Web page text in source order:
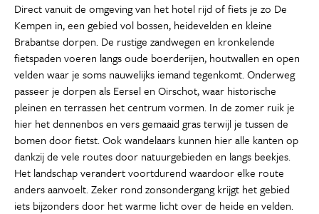
Direct vanuit de omgeving van het hotel rijd of fiets je zo De
Kempen in, een gebied vol bossen, heidevelden en kleine
Brabantse dorpen. De rustige zandwegen en kronkelende
fietspaden voeren langs oude boerderijen, houtwallen en open
velden waar je soms nauwelijks iemand tegenkomt. Onderweg
passeer je dorpen als Eersel en Oirschot, waar historische
pleinen en terrassen het centrum vormen. In de zomer ruik je
hier het dennenbos en vers gemaaid gras terwijl je tussen de
bomen door fietst. Ook wandelaars kunnen hier alle kanten op
dankzij de vele routes door natuurgebieden en langs beekjes.
Het landschap verandert voortdurend waardoor elke route
anders aanvoelt. Zeker rond zonsondergang krijgt het gebied
iets bijzonders door het warme licht over de heide en velden.